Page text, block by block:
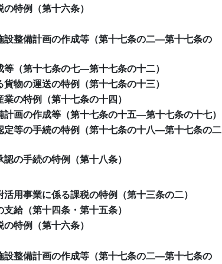
特例（第十六条）
設整備計画の作成等（第十七条の二―第十七条の
（第十七条の七―第十七条の十二）
物の運送の特例（第十七条の十三）
の特例（第十七条の十四）
画の作成等（第十七条の十五―第十七条の十七）
定等の手続の特例（第十七条の十八―第十七条の二
の手続の特例（第十八条）
用事業に係る課税の特例（第十三条の二）
給（第十四条・第十五条）
特例（第十六条）
設整備計画の作成等（第十七条の二―第十七条の